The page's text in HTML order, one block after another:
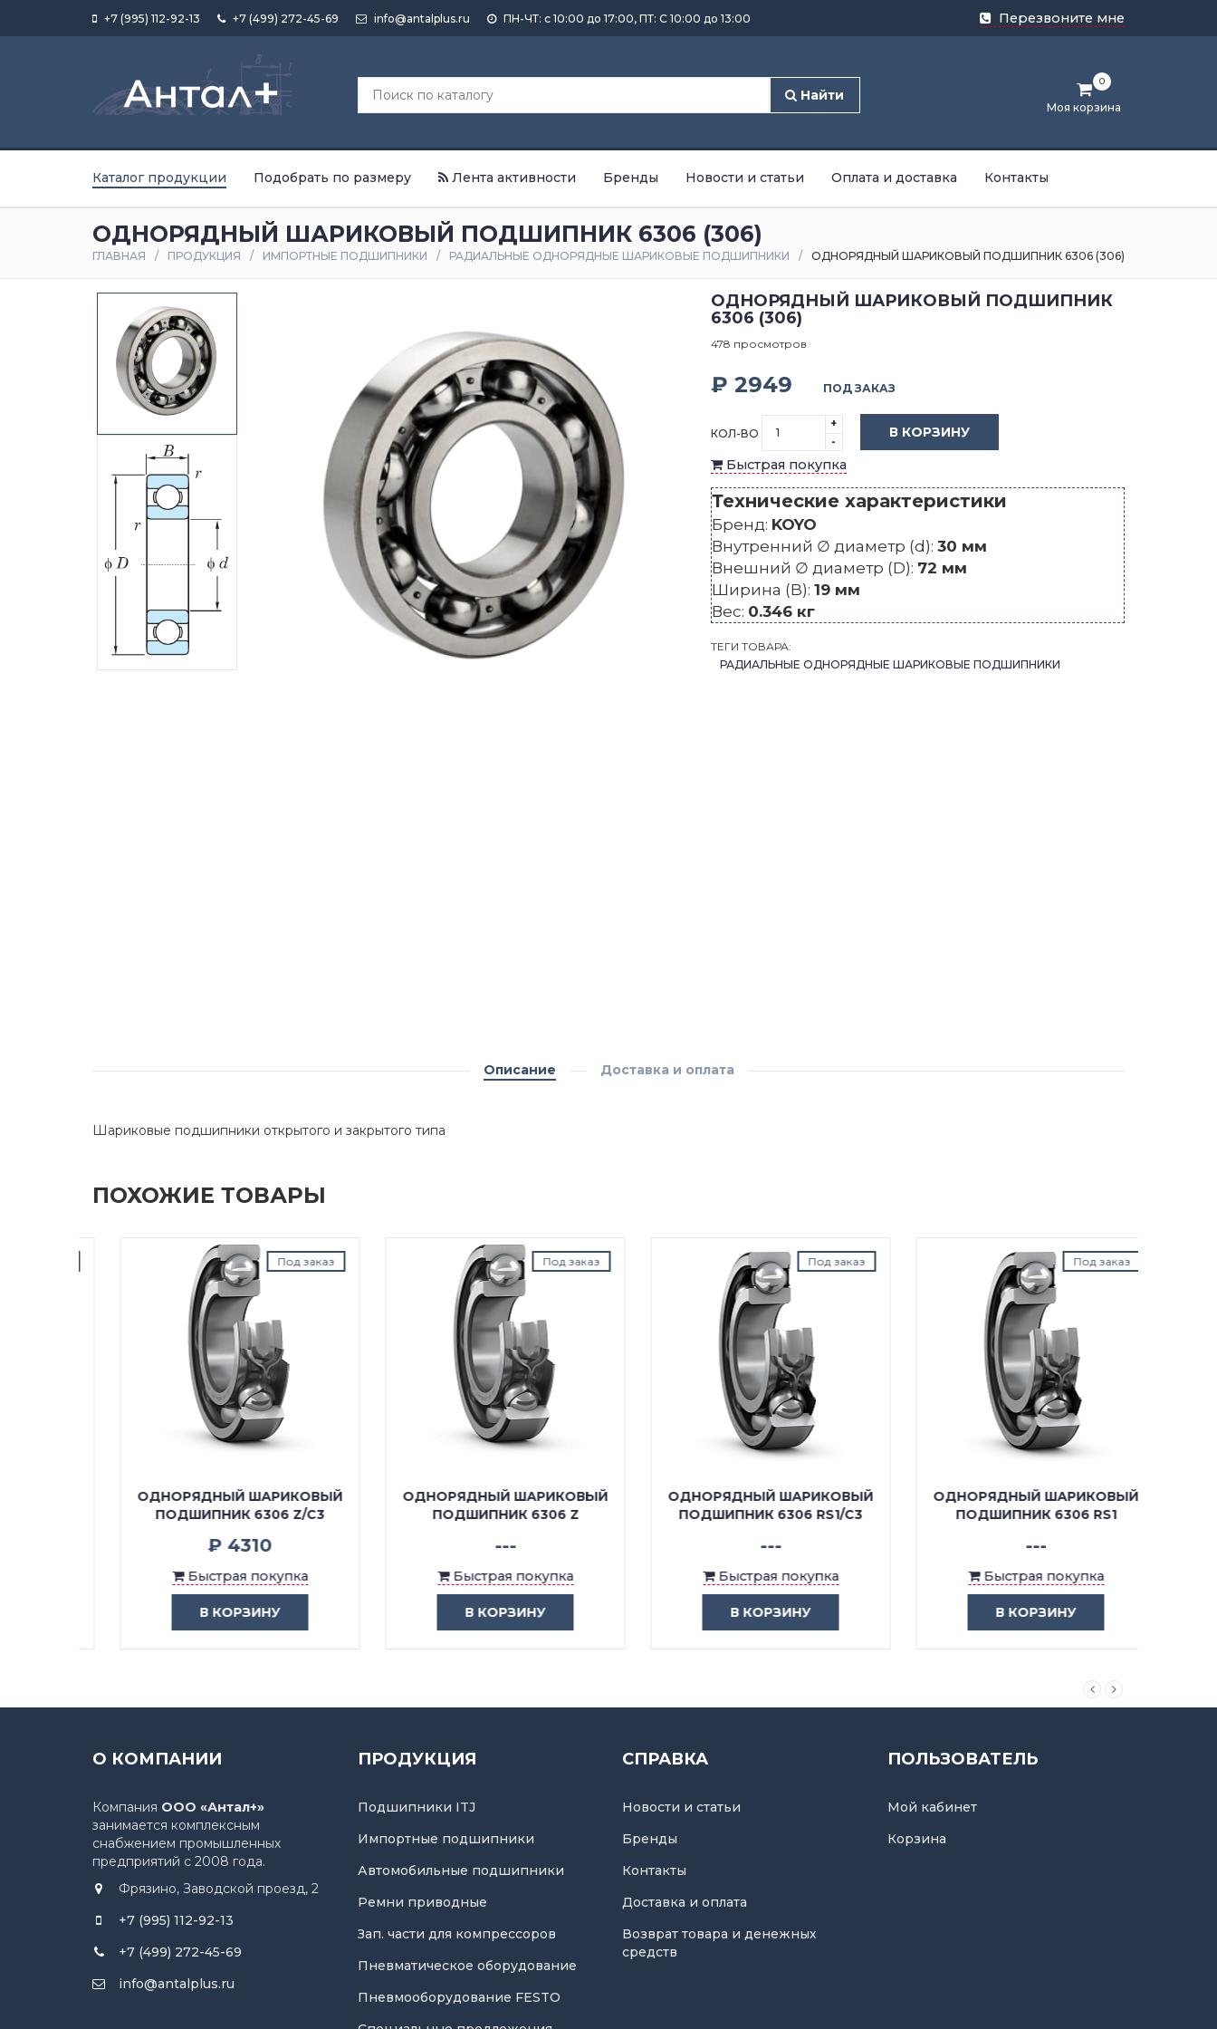
+7 (995) 112-92-13 +7 (499) 272-45-69 info@antalplus.ru ПН-ЧТ: с 10:00 до 17:00, ПТ: С 10:00 до 13:00 Перезвоните мне
Найти
Моя корзина
0
Каталог продукции Подобрать по размеру Лента активности Бренды Новости и статьи Оплата и доставка Контакты
ОДНОРЯДНЫЙ ШАРИКОВЫЙ ПОДШИПНИК 6306 (306)
ГЛАВНАЯ ПРОДУКЦИЯ ИМПОРТНЫЕ ПОДШИПНИКИ РАДИАЛЬНЫЕ ОДНОРЯДНЫЕ ШАРИКОВЫЕ ПОДШИПНИКИ ОДНОРЯДНЫЙ ШАРИКОВЫЙ ПОДШИПНИК 6306 (306)
ОДНОРЯДНЫЙ ШАРИКОВЫЙ ПОДШИПНИК
6306 (306)
478 просмотров
₽ 2949 ПОД ЗАКАЗ
КОЛ-ВО
+
-
В КОРЗИНУ
Быстрая покупка
Технические характеристики
Бренд: KOYO
Внутренний ∅ диаметр (d): 30 мм
Внешний ∅ диаметр (D): 72 мм
Ширина (B): 19 мм
Вес: 0.346 кг
ТЕГИ ТОВАРА:
РАДИАЛЬНЫЕ ОДНОРЯДНЫЕ ШАРИКОВЫЕ ПОДШИПНИКИ
Описание Доставка и оплата
Шариковые подшипники открытого и закрытого типа
ПОХОЖИЕ ТОВАРЫ
Под заказ
ОДНОРЯДНЫЙ ШАРИКОВЫЙ
ПОДШИПНИК 6306 Z/C3
₽ 4310
Быстрая покупка
В КОРЗИНУ
Под заказ
ОДНОРЯДНЫЙ ШАРИКОВЫЙ
ПОДШИПНИК 6306 Z
Быстрая покупка
В КОРЗИНУ
Под заказ
ОДНОРЯДНЫЙ ШАРИКОВЫЙ
ПОДШИПНИК 6306 RS1/C3
Быстрая покупка
В КОРЗИНУ
Под заказ
ОДНОРЯДНЫЙ ШАРИКОВЫЙ
ПОДШИПНИК 6306 RS1
Быстрая покупка
В КОРЗИНУ
О КОМПАНИИ
Компания ООО «Антал+»
занимается комплексным
снабжением промышленных
предприятий с 2008 года.
Фрязино, Заводской проезд, 2
+7 (995) 112-92-13
+7 (499) 272-45-69
info@antalplus.ru
ПРОДУКЦИЯ
Подшипники ITJ
Импортные подшипники
Автомобильные подшипники
Ремни приводные
Зап. части для компрессоров
Пневматическое оборудование
Пневмооборудование FESTO
СПРАВКА
Новости и статьи
Бренды
Контакты
Доставка и оплата
Возврат товара и денежных
средств
ПОЛЬЗОВАТЕЛЬ
Мой кабинет
Корзина